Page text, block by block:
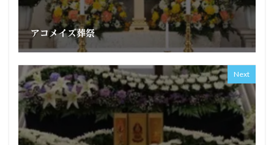
アコメイズ葬祭
Next